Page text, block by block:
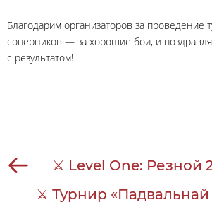
Благодарим организаторов за проведение
соперников — за хорошие бои, и
с результатом!
⚔ Level One: Резной
⚔ Турнир «Падвальнай